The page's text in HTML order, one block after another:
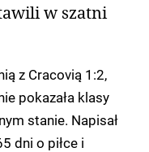
w szatni
z Cracovią 1:2,
pokazała klasy
stanie. Napisał
dni o piłce i